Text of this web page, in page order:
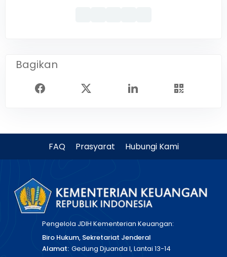
Bagikan
FAQ Prasyarat Hubungi Kami
Pengelola JDIH Kementerian Keuangan:
Biro Hukum, Sekretariat Jenderal
Alamat: Gedung Djuanda I, Lantai 13-14